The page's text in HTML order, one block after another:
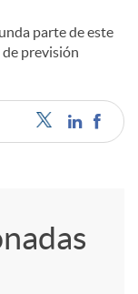
parte de este
previsión